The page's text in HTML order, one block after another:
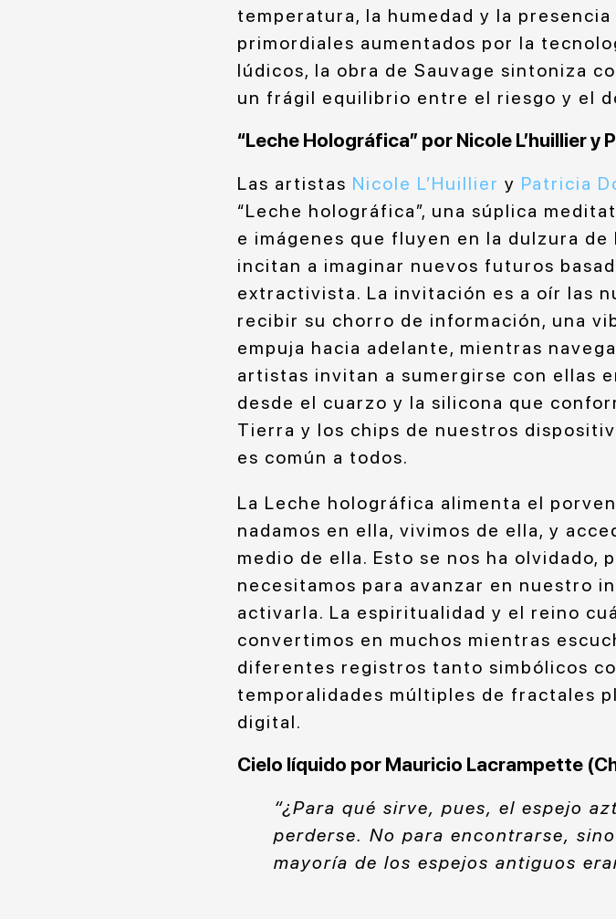
temperatura, la humedad y la
primordiales aumentados por la
lúdicos, la obra de Sauvage sintoniza
un frágil equilibrio entre el riesgo y el
“Leche Holográfica” por Nicole L’huillier y
Las artistas Nicole L’Huillier y Patricia
“Leche holográfica”, una súplica
e imágenes que fluyen en la dulzura
incitan a imaginar nuevos futuros
extractivista. La invitación es a oír las
recibir su chorro de información, una
empuja hacia adelante, mientras
artistas invitan a sumergirse con ellas
desde el cuarzo y la silicona que
Tierra y los chips de nuestros
es común a todos.
La Leche holográfica alimenta el
nadamos en ella, vivimos de ella, y
medio de ella. Esto se nos ha olvidado,
necesitamos para avanzar en nuestro
activarla. La espiritualidad y el reino
convertimos en muchos mientras
diferentes registros tanto simbólicos
temporalidades múltiples de fractales
digital.
Cielo líquido por Mauricio Lacrampette
“¿Para qué sirve, pues, el espejo
perderse. No para encontrarse,
mayoría de los espejos antiguos